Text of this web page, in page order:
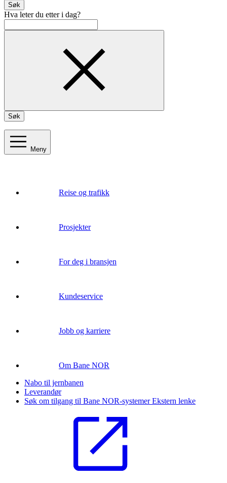
Søk
Hva leter du etter i dag?
Søk
Meny
Reise og trafikk
Prosjekter
For deg i bransjen
Kundeservice
Jobb og karriere
Om Bane NOR
Nabo til jernbanen
Leverandør
Søk om tilgang til Bane NOR-systemerEkstern lenke